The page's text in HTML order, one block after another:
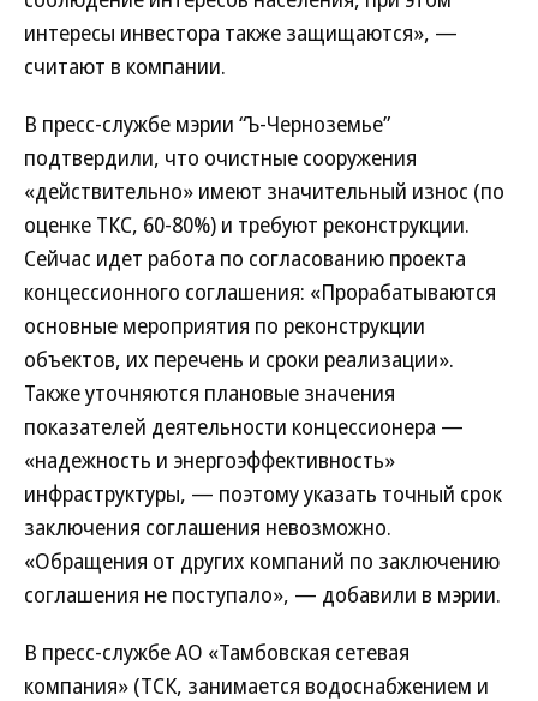
интересы инвестора также защищаются», —
считают в компании.
В пресс-службе мэрии “Ъ-Черноземье”
подтвердили, что очистные сооружения
«действительно» имеют значительный износ (по
оценке ТКС, 60-80%) и требуют реконструкции.
Сейчас идет работа по согласованию проекта
концессионного соглашения: «Прорабатываются
основные мероприятия по реконструкции
объектов, их перечень и сроки реализации».
Также уточняются плановые значения
показателей деятельности концессионера —
«надежность и энергоэффективность»
инфраструктуры, — поэтому указать точный срок
заключения соглашения невозможно.
«Обращения от других компаний по заключению
соглашения не поступало», — добавили в мэрии.
В пресс-службе АО «Тамбовская сетевая
компания» (ТСК, занимается водоснабжением и